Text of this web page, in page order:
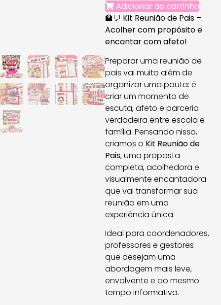
Adicionar ao carrinho
🏫💬 Kit Reunião de Pais –
Acolher com propósito e
encantar com afeto!
Preparar uma reunião de
pais vai muito além de
organizar uma pauta: é
criar um momento de
escuta, afeto e parceria
verdadeira entre escola e
família. Pensando nisso,
criamos o Kit Reunião de
Pais, uma proposta
completa, acolhedora e
visualmente encantadora
que vai transformar sua
reunião em uma
experiência única.
Ideal para coordenadores,
professores e gestores
que desejam uma
abordagem mais leve,
envolvente e ao mesmo
tempo informativa.